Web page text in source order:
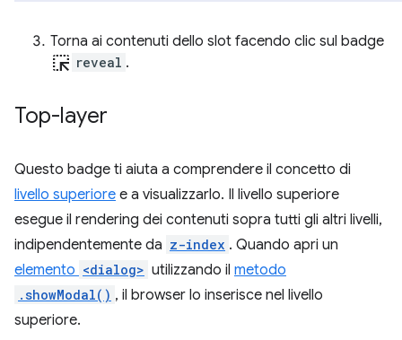
Torna ai contenuti dello slot facendo clic sul badge
ink_selection reveal .
Top-layer
Questo badge ti aiuta a comprendere il concetto di
livello superiore e a visualizzarlo. Il livello superiore
esegue il rendering dei contenuti sopra tutti gli altri livelli,
indipendentemente da z-index . Quando apri un
elemento <dialog> utilizzando il metodo
.showModal() , il browser lo inserisce nel livello
superiore.